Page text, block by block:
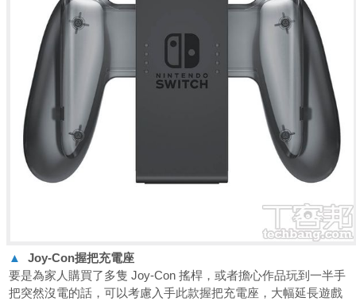
▲ Joy-Con握把充電座
要是為家人購買了多隻 Joy-Con 搖桿，或者擔心作品玩到一半手
把突然沒電的話，可以考慮入手此款握把充電座，大幅延長遊戲